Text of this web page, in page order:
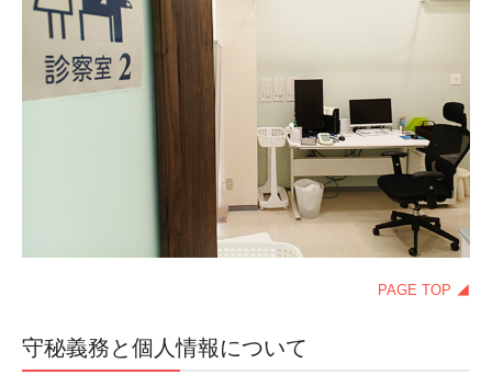
料金一覧
医療コラム
アーカイブ（その５）
お問合せ
PAGE TOP ◢
守秘義務と個人情報について